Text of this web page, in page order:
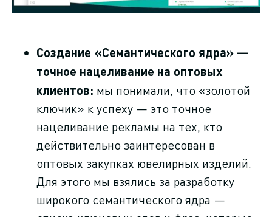
Создание «Семантического ядра» —
точное нацеливание на оптовых
клиентов: мы понимали, что «золотой
ключик» к успеху — это точное
нацеливание рекламы на тех, кто
действительно заинтересован в
оптовых закупках ювелирных изделий.
Для этого мы взялись за разработку
широкого семантического ядра —